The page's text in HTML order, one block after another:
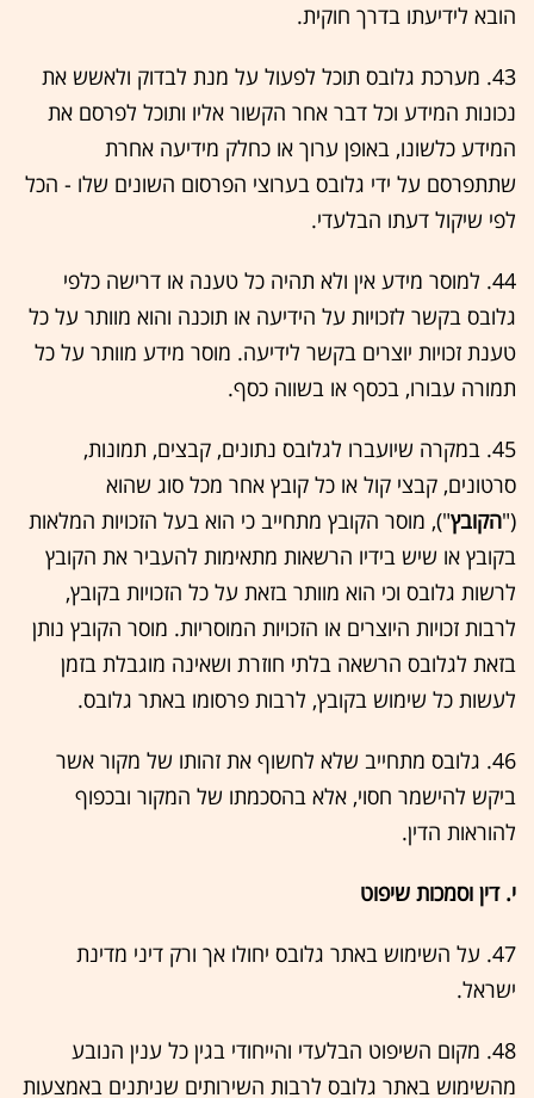
הובא לידיעתו בדרך חוקית.
43. מערכת גלובס תוכל לפעול על מנת לבדוק ולאשש את
נכונות המידע וכל דבר אחר הקשור אליו ותוכל לפרסם את
המידע כלשונו, באופן ערוך או כחלק מידיעה אחרת
שתתפרסם על ידי גלובס בערוצי הפרסום השונים שלו - הכל
לפי שיקול דעתו הבלעדי.
44. למוסר מידע אין ולא תהיה כל טענה או דרישה כלפי
גלובס בקשר לזכויות על הידיעה או תוכנה והוא מוותר על כל
טענת זכויות יוצרים בקשר לידיעה. מוסר מידע מוותר על כל
תמורה עבורו, בכסף או בשווה כסף.
45. במקרה שיועברו לגלובס נתונים, קבצים, תמונות,
סרטונים, קבצי קול או כל קובץ אחר מכל סוג שהוא
("הקובץ"), מוסר הקובץ מתחייב כי הוא בעל הזכויות המלאות
בקובץ או שיש בידיו הרשאות מתאימות להעביר את הקובץ
לרשות גלובס וכי הוא מוותר בזאת על כל הזכויות בקובץ,
לרבות זכויות היוצרים או הזכויות המוסריות. מוסר הקובץ נותן
בזאת לגלובס הרשאה בלתי חוזרת ושאינה מוגבלת בזמן
לעשות כל שימוש בקובץ, לרבות פרסומו באתר גלובס.
46. גלובס מתחייב שלא לחשוף את זהותו של מקור אשר
ביקש להישמר חסוי, אלא בהסכמתו של המקור ובכפוף
להוראות הדין.
י. דין וסמכות שיפוט
47. על השימוש באתר גלובס יחולו אך ורק דיני מדינת
ישראל.
48. מקום השיפוט הבלעדי והייחודי בגין כל ענין הנובע
מהשימוש באתר גלובס לרבות השירותים שניתנים באמצעות